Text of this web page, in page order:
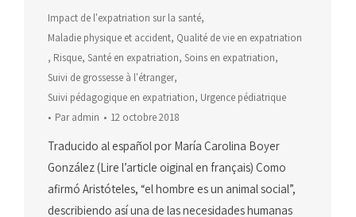
Impact de l'expatriation sur la santé,
Maladie physique et accident, Qualité de vie en expatriation
, Risque, Santé en expatriation, Soins en expatriation,
Suivi de grossesse à l'étranger,
Suivi pédagogique en expatriation, Urgence pédiatrique
Paradmin 12 octobre 2018
Traducido al español por María Carolina Boyer
González (Lire l’article oiginal en français) Como
afirmó Aristóteles, “el hombre es un animal social”,
describiendo así una de las necesidades humanas